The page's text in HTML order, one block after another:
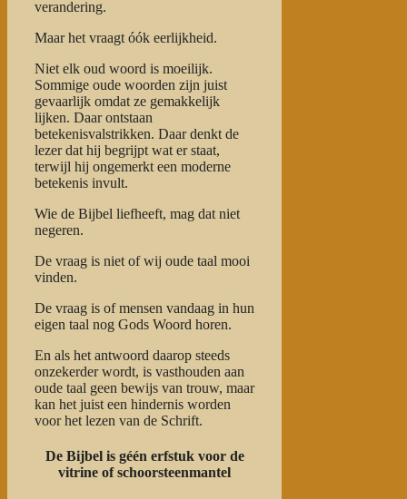
verandering.
Maar het vraagt óók eerlijkheid.
Niet elk oud woord is moeilijk.
Sommige oude woorden zijn juist
gevaarlijk omdat ze gemakkelijk
lijken. Daar ontstaan
betekenisvalstrikken. Daar denkt de
lezer dat hij begrijpt wat er staat,
terwijl hij ongemerkt een moderne
betekenis invult.
Wie de Bijbel liefheeft, mag dat niet
negeren.
De vraag is niet of wij oude taal mooi
vinden.
De vraag is of mensen vandaag in hun
eigen taal nog Gods Woord horen.
En als het antwoord daarop steeds
onzekerder wordt, is vasthouden aan
oude taal geen bewijs van trouw, maar
kan het juist een hindernis worden
voor het lezen van de Schrift.
De Bijbel is géén erfstuk voor de
vitrine of schoorsteenmantel